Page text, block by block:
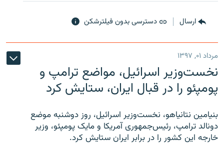
ارسال دسترسی بدون فیلترشکن
مرداد ۰۱, ۱۳۹۷
نخست‌وزیر اسرائیل، مواضع ترامپ و
پومپئو را در قبال ایران، ستایش کرد
بنیامین نتانیاهو، نخست‌وزیر اسرائیل، روز دوشنبه موضع
دونالد ترامپ، رئیس‌جمهوری آمریکا و مایک پومپئو، وزیر
خارجه این کشور را در برابر ایران ستایش کرد.